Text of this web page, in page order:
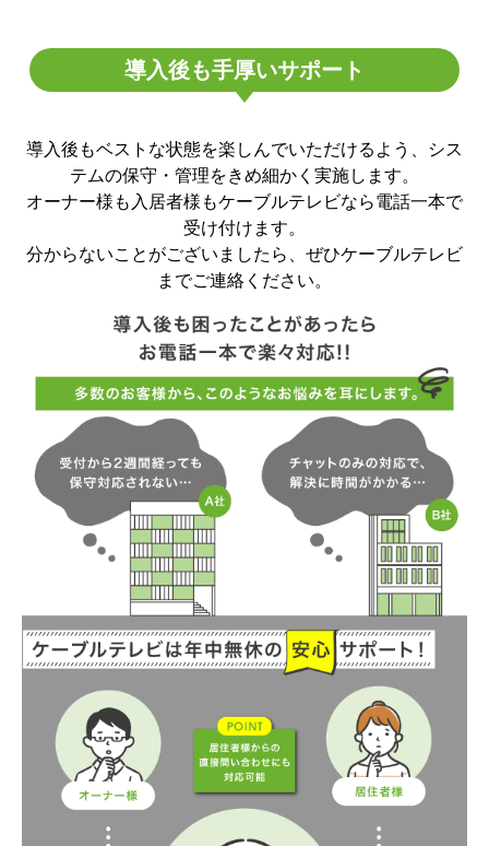
導入後も手厚いサポート
導入後もベストな状態を楽しんでいただけるよう、シス
テムの保守・管理をきめ細かく実施します。
オーナー様も入居者様もケーブルテレビなら電話一本で
受け付けます。
分からないことがございましたら、ぜひケーブルテレビ
までご連絡ください。